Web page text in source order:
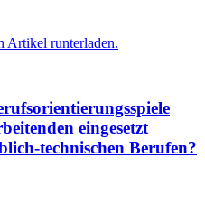
Artikel runterladen.
eingesetzt
technischen Berufen?